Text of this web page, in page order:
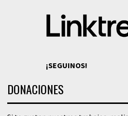
¡SEGUINOS!
DONACIONES